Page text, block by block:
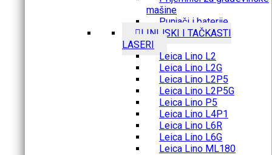
mašine
Punjači i baterije
LINIJSKI I TAČKASTI
LASERI
Leica Lino L2
Leica Lino L2G
Leica Lino L2P5
Leica Lino L2P5G
Leica Lino P5
Leica Lino L4P1
Leica Lino L6R
Leica Lino L6G
Leica Lino ML180